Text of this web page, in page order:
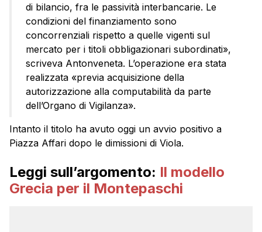
di bilancio, fra le passività interbancarie. Le
condizioni del finanziamento sono
concorrenziali rispetto a quelle vigenti sul
mercato per i titoli obbligazionari subordinati»,
scriveva Antonveneta. L’operazione era stata
realizzata «previa acquisizione della
autorizzazione alla computabilità da parte
dell’Organo di Vigilanza».
Intanto il titolo ha avuto oggi un avvio positivo a
Piazza Affari dopo le dimissioni di Viola.
Leggi sull’argomento: Il modello
Grecia per il Montepaschi